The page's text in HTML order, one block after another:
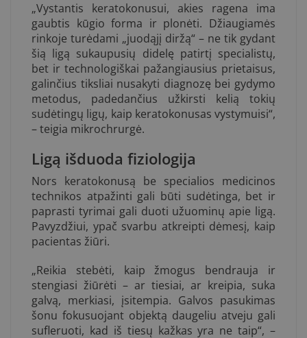
„Vystantis keratokonusui, akies ragena ima
gaubtis kūgio forma ir plonėti. Džiaugiamės
rinkoje turėdami „juodąjį diržą“ – ne tik gydant
šią ligą sukaupusių didelę patirtį specialistų,
bet ir technologiškai pažangiausius prietaisus,
galinčius tiksliai nusakyti diagnozę bei gydymo
metodus, padedančius užkirsti kelią tokių
sudėtingų ligų, kaip keratokonusas vystymuisi“,
– teigia mikrochrurgė.
Ligą išduoda fiziologija
Nors keratokonusą be specialios medicinos
technikos atpažinti gali būti sudėtinga, bet ir
paprasti tyrimai gali duoti užuominų apie ligą.
Pavyzdžiui, ypač svarbu atkreipti dėmesį, kaip
pacientas žiūri.
„Reikia stebėti, kaip žmogus bendrauja ir
stengiasi žiūrėti – ar tiesiai, ar kreipia, suka
galvą, merkiasi, įsitempia. Galvos pasukimas
šonu fokusuojant objektą daugeliu atveju gali
sufleruoti, kad iš tiesų kažkas yra ne taip“, –